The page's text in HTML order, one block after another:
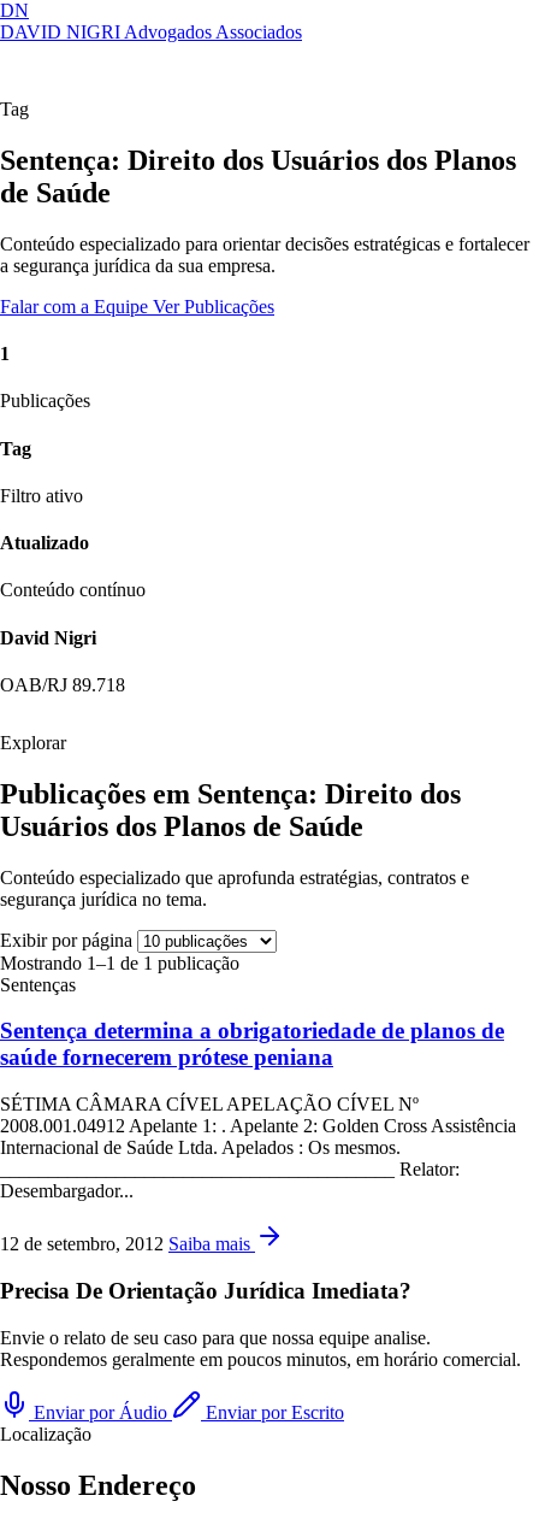
DN
DAVID NIGRI Advogados Associados
Artigos, sentenças, áreas de atuação,
Tag
Sentença: Direito dos Usuários dos Planos
de Saúde
Conteúdo especializado para orientar decisões estratégicas e fortalecer
a segurança jurídica da sua empresa.
Falar com a Equipe Ver Publicações
1
Publicações
Tag
Filtro ativo
Atualizado
Conteúdo contínuo
David Nigri
OAB/RJ 89.718
Explorar
Publicações em Sentença: Direito dos
Usuários dos Planos de Saúde
Conteúdo especializado que aprofunda estratégias, contratos e
segurança jurídica no tema.
Exibir por página
Mostrando 1–1 de 1 publicação
Sentenças
Sentença determina a obrigatoriedade de planos de
saúde fornecerem prótese peniana
SÉTIMA CÂMARA CÍVEL APELAÇÃO CÍVEL Nº
2008.001.04912 Apelante 1: . Apelante 2: Golden Cross Assistência
Internacional de Saúde Ltda. Apelados : Os mesmos.
_________________________________________ Relator:
Desembargador...
12 de setembro, 2012 Saiba mais
Precisa De Orientação Jurídica Imediata?
Envie o relato de seu caso para que nossa equipe analise.
Respondemos geralmente em poucos minutos, em horário comercial.
Enviar por Áudio
Enviar por Escrito
Localização
Nosso Endereço